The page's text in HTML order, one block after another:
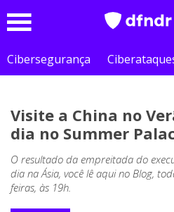
Cibersegurança
Visite a China no
dia no Summer
O resultado da empreitada do
dia na Ásia, você lê aqui no Blog,
feiras, às 19h.